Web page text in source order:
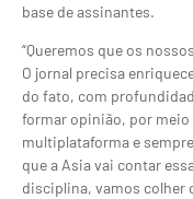
base de assinantes.
“Queremos que os
O jornal precisa
do fato, com
formar opinião, por meio
multiplataforma e
que a Asia vai contar
disciplina, vamos colher